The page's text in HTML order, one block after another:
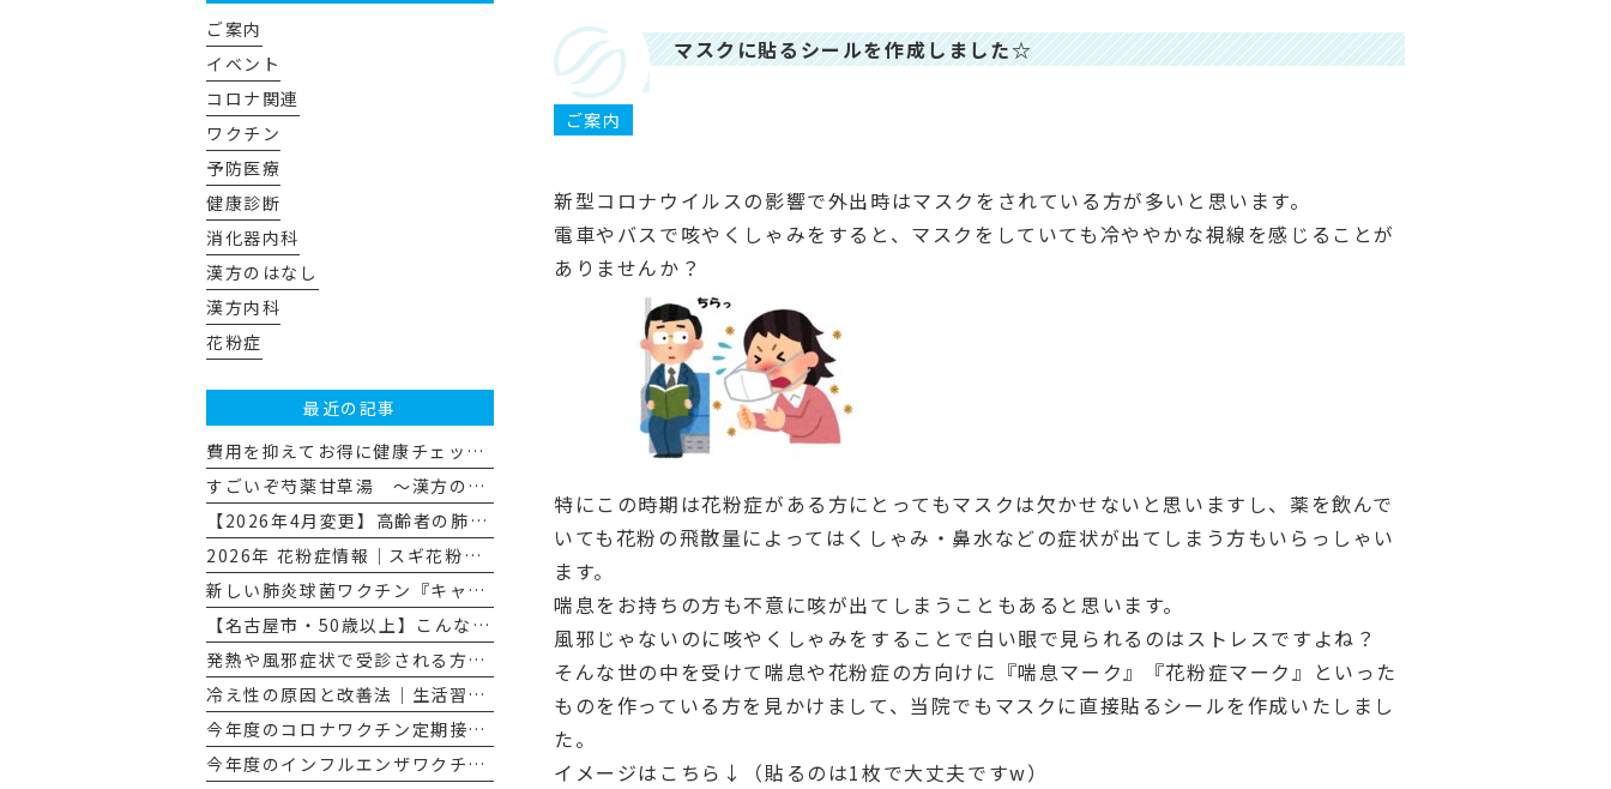
マスクに貼るシールを作成しました☆ 2020年3月13日
ご案内
新型コロナウイルスの影響で外出時はマスクをされている方が多いと思います。
電車やバスで咳やくしゃみをすると、マスクをしていても冷ややかな視線を感じることが
ありませんか？
特にこの時期は花粉症がある方にとってもマスクは欠かせないと思いますし、薬を飲んで
いても花粉の飛散量によってはくしゃみ・鼻水などの症状が出てしまう方もいらっしゃい
ます。
喘息をお持ちの方も不意に咳が出てしまうこともあると思います。
風邪じゃないのに咳やくしゃみをすることで白い眼で見られるのはストレスですよね？
そんな世の中を受けて喘息や花粉症の方向けに『喘息マーク』『花粉症マーク』といった
ものを作っている方を見かけまして、当院でもマスクに直接貼るシールを作成いたしまし
た。
イメージはこちら↓（貼るのは1枚で大丈夫ですw）
ご案内
イベント
コロナ関連
ワクチン
予防医療
健康診断
消化器内科
漢方のはなし
漢方内科
花粉症
最近の記事
費用を抑えてお得に健康チェック☆（名古屋市特定健診・がん検診の活用法）
すごいぞ芍薬甘草湯 ～漢方のはなし その１１～
【2026年4月変更】高齢者の肺炎球菌ワクチンが「プレベナー20」に変わります
2026年 花粉症情報｜スギ花粉飛散量とその対策
新しい肺炎球菌ワクチン『キャップバックス®』について
【名古屋市・50歳以上】こんな人にぜひ受けてほしい、胃カメラによる胃がん検診
発熱や風邪症状で受診される方へのお願い
冷え性の原因と改善法｜生活習慣と漢方で“冷えない体”へ
今年度のコロナワクチン定期接種について
今年度のインフルエンザワクチン予防接種について